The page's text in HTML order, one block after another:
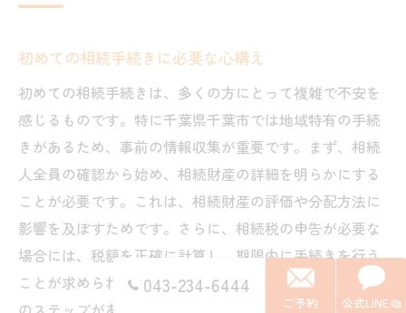
初めての相続手続きに必要な心構え
初めての相続手続きは、多くの方にとって複雑で不安を
感じるものです。特に千葉県千葉市では地域特有の手続
きがあるため、事前の情報収集が重要です。まず、相続
人全員の確認から始め、相続財産の詳細を明らかにする
ことが必要です。これは、相続財産の評価や分配方法に
影響を及ぼすためです。さらに、相続税の申告が必要な
場合には、税額を正確に計算し、期限内に手続きを行う
ことが求められます。このように、相続手続きには多く
043-234-6444
ご予約 公式LINE